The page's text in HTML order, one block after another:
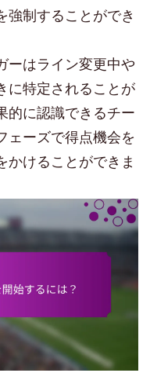
強制することができ
ーはライン変更中や
に特定されることが
的に認識できるチー
ェーズで得点機会を
かけることができま